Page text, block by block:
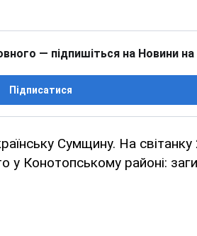
— підпишіться на Новини на
Підписатися
Сумщину. На
у Конотопському районі: